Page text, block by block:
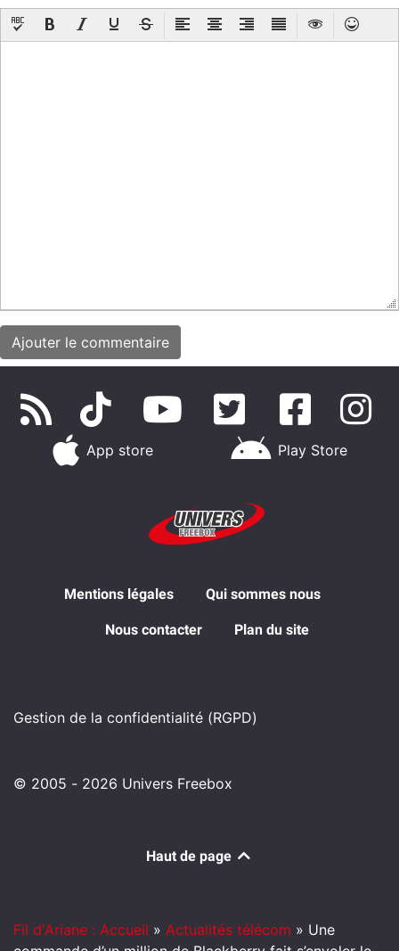
App store Play Store
Mentions légales Qui sommes nous
Nous contacter Plan du site
Gestion de la confidentialité (RGPD)
© 2005 - 2026 Univers Freebox
Haut de page
Fil d'Ariane : Accueil » Actualités télécom » Une